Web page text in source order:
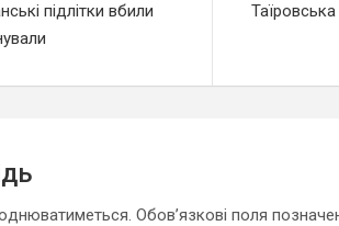
підлітки вбили
Обов’язкові поля